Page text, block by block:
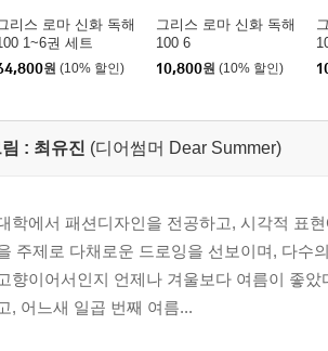
리스 로마 신화 독해
1~6권 세트
원 (10% 할인)
그리스 로마 신화 독해
100 6
10,800원 (10% 할인)
: 최유진 (디어썸머 Dear Summer)
학에서 패션디자인을 전공하고, 시각적 표
주제로 다채로운 드로잉을 선보이며, 다수
향이어서인지 언제나 겨울보다 여름이 좋
, 어느새 일곱 번째 여름...